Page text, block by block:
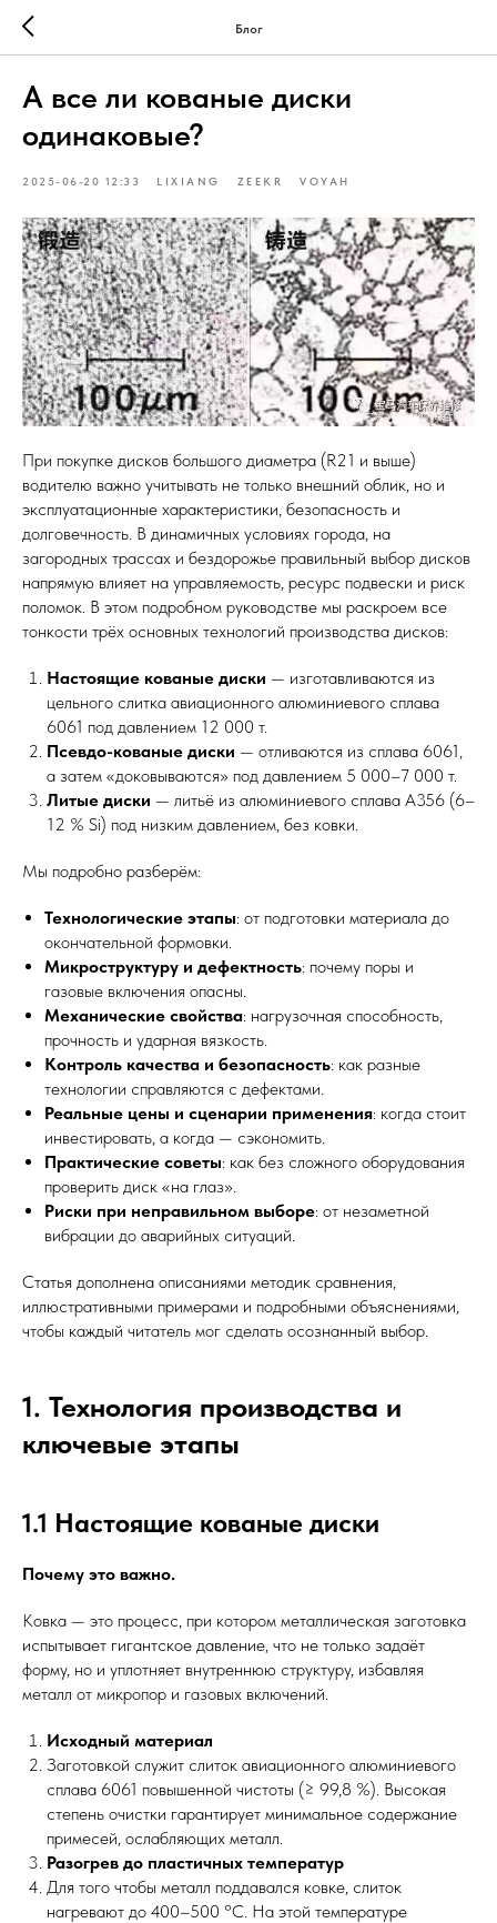
Блог
А все ли кованые диски
одинаковые?
2025-06-20 12:33 LIXIANG ZEEKR VOYAH
При покупке дисков большого диаметра (R21 и выше)
водителю важно учитывать не только внешний облик, но и
эксплуатационные характеристики, безопасность и
долговечность. В динамичных условиях города, на
загородных трассах и бездорожье правильный выбор дисков
напрямую влияет на управляемость, ресурс подвески и риск
поломок. В этом подробном руководстве мы раскроем все
тонкости трёх основных технологий производства дисков:
Настоящие кованые диски — изготавливаются из
цельного слитка авиационного алюминиевого сплава
6061 под давлением 12 000 т.
Псевдо-кованые диски — отливаются из сплава 6061,
а затем «доковываются» под давлением 5 000–7 000 т.
Литые диски — литьё из алюминиевого сплава A356 (6–
12 % Si) под низким давлением, без ковки.
Мы подробно разберём:
Технологические этапы: от подготовки материала до
окончательной формовки.
Микроструктуру и дефектность: почему поры и
газовые включения опасны.
Механические свойства: нагрузочная способность,
прочность и ударная вязкость.
Контроль качества и безопасность: как разные
технологии справляются с дефектами.
Реальные цены и сценарии применения: когда стоит
инвестировать, а когда — сэкономить.
Практические советы: как без сложного оборудования
проверить диск «на глаз».
Риски при неправильном выборе: от незаметной
вибрации до аварийных ситуаций.
Статья дополнена описаниями методик сравнения,
иллюстративными примерами и подробными объяснениями,
чтобы каждый читатель мог сделать осознанный выбор.
1. Технология производства и
ключевые этапы
1.1 Настоящие кованые диски
Почему это важно.
Ковка — это процесс, при котором металлическая заготовка
испытывает гигантское давление, что не только задаёт
форму, но и уплотняет внутреннюю структуру, избавляя
металл от микропор и газовых включений.
Исходный материал
Заготовкой служит слиток авиационного алюминиевого
сплава 6061 повышенной чистоты (≥ 99,8 %). Высокая
степень очистки гарантирует минимальное содержание
примесей, ослабляющих металл.
Разогрев до пластичных температур
Для того чтобы металл поддавался ковке, слиток
нагревают до 400–500 °C. На этой температуре